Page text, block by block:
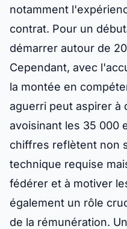
notamment
contrat. Pour un
démarrer autour de
Cependant, avec
la montée en
aguerri peut aspirer à
avoisinant les 35 000
chiffres reflètent non
technique requise
fédérer et à motiver
également un rôle
de la rémunération. Un